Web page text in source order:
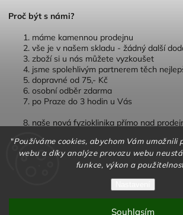
"Používáme cookies, abychom Vám umožnili
webu a díky analýze provozu webu
funkce, výkon a
Souhlasím
Proč být s námi?
máme kamennou prodejnu
vše je v našem skladu - žádný další
zboží si u nás můžete vyzkoušet
jsme spolehlivým partnerem těch
dopravné od 75,- Kč
osobní odběr zdarma
po Praze do 3 hodin u Vás
naše nová fyzioklinika přímo nad
Vytvořil Shoptet
Shoptet| Design